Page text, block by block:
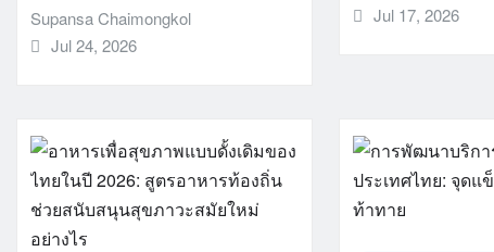
Supansa Chaimongkol
Jul 24, 2026
Jul 17, 2026